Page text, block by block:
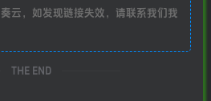
云，如发现链接失效，请联系我们我
THE END